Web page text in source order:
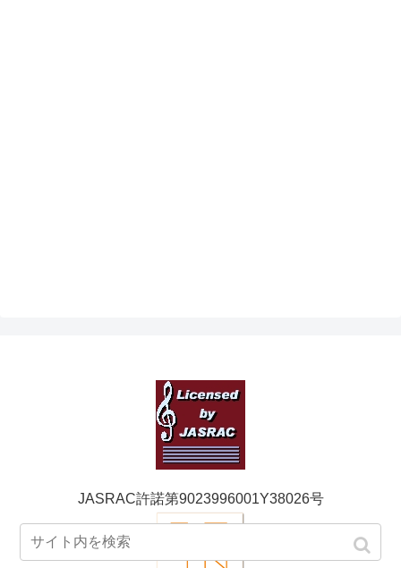
JASRAC許諾第9023996001Y38026号